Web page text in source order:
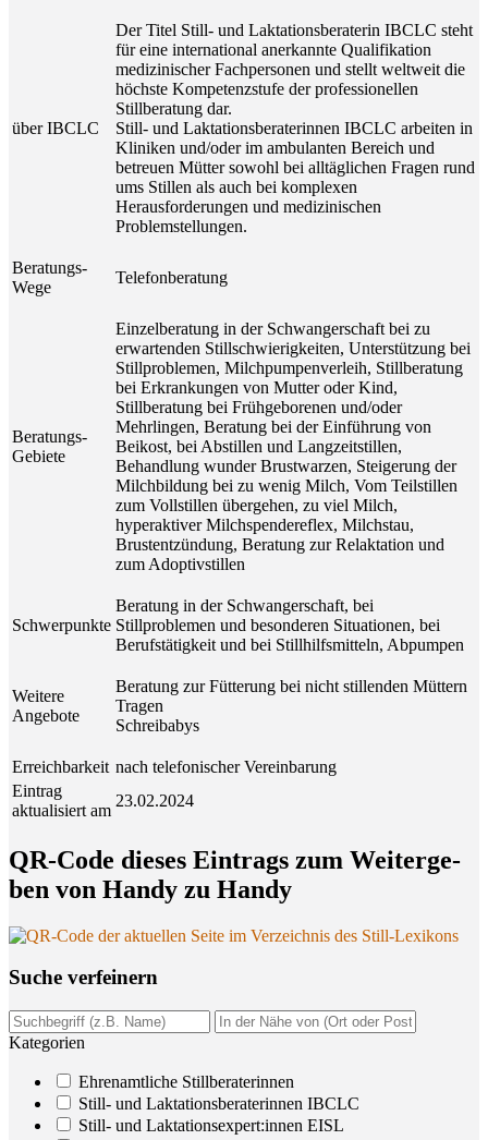
über IBCLC
Der Titel Still- und Laktationsberaterin IBCLC steht
für eine international anerkannte Qualifikation
medizinischer Fachpersonen und stellt weltweit die
höchste Kompetenzstufe der professionellen
Stillberatung dar.
Still- und Laktationsberaterinnen IBCLC arbeiten in
Kliniken und/oder im ambulanten Bereich und
betreuen Mütter sowohl bei alltäglichen Fragen rund
ums Stillen als auch bei komplexen
Herausforderungen und medizinischen
Problemstellungen.
Beratungs-
Wege
Telefonberatung
Beratungs-
Gebiete
Einzelberatung in der Schwangerschaft bei zu
erwartenden Stillschwierigkeiten, Unterstützung bei
Stillproblemen, Milchpumpenverleih, Stillberatung
bei Erkrankungen von Mutter oder Kind,
Stillberatung bei Frühgeborenen und/oder
Mehrlingen, Beratung bei der Einführung von
Beikost, bei Abstillen und Langzeitstillen,
Behandlung wunder Brustwarzen, Steigerung der
Milchbildung bei zu wenig Milch, Vom Teilstillen
zum Vollstillen übergehen, zu viel Milch,
hyperaktiver Milchspendereflex, Milchstau,
Brustentzündung, Beratung zur Relaktation und
zum Adoptivstillen
Schwerpunkte
Beratung in der Schwangerschaft, bei
Stillproblemen und besonderen Situationen, bei
Berufstätigkeit und bei Stillhilfsmitteln, Abpumpen
Weitere
Angebote
Beratung zur Fütterung bei nicht stillenden Müttern
Tragen
Schreibabys
Erreichbarkeit nach telefonischer Vereinbarung
Eintrag
aktualisiert am
23.02.2024
QR-Code die­ses Ein­trags zum Wei­ter­ge­
ben von Han­dy zu Handy
Suche ver­fei­nern
Kategorien
Ehrenamtliche Stillberaterinnen
Still- und Laktationsberaterinnen IBCLC
Still- und Laktationsexpert:innen EISL